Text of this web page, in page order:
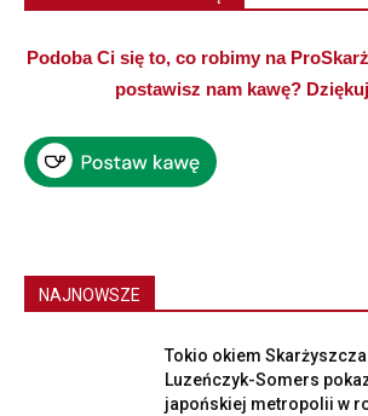
Podoba Ci się to, co robimy na
postawisz nam kawę?
NAJNOWSZE
Tokio okiem
Luzeńczyk-Somers
japońskiej metropolii w